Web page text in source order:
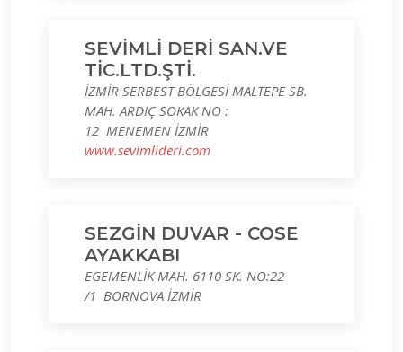
SEVİMLİ DERİ SAN.VE
TİC.LTD.ŞTİ.
İZMİR SERBEST BÖLGESİ MALTEPE SB.
MAH. ARDIÇ SOKAK NO :
12 MENEMEN İZMİR
www.sevimlideri.com
SEZGİN DUVAR - COSE
AYAKKABI
EGEMENLİK MAH. 6110 SK. NO:22
/1 BORNOVA İZMİR